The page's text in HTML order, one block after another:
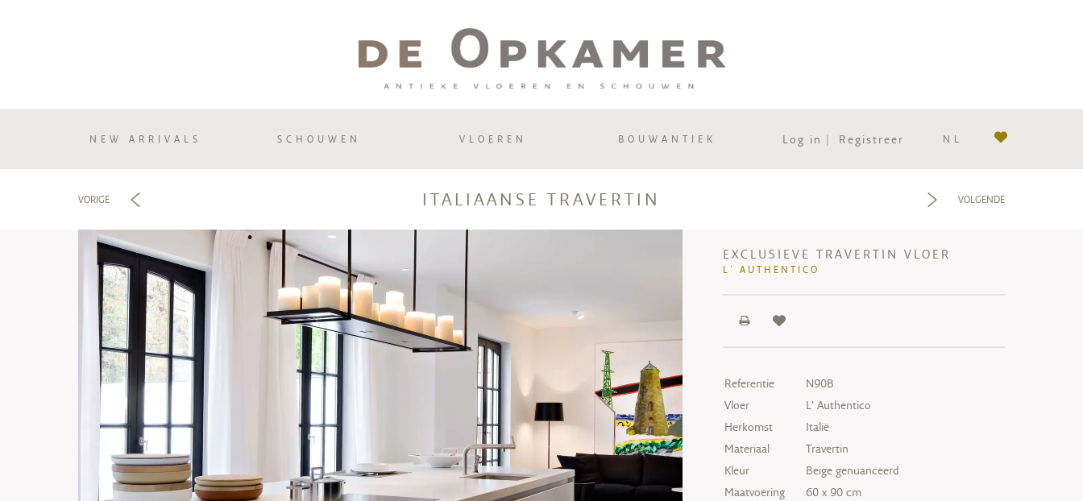
NEW ARRIVALS SCHOUWEN VLOEREN BOUWANTIEK Log in | Registreer NL
VORIGE e f VOLGENDE
ITALIAANSE TRAVERTIN
EXCLUSIEVE TRAVERTIN VLOER
L' AUTHENTICO
Referentie
N90B
Vloer
L' Authentico
Herkomst
Italië
Materiaal
Travertin
Kleur
Beige genuanceerd
Maatvoering
60 x 90 cm